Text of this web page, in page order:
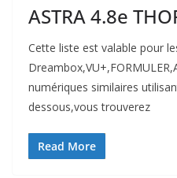
ASTRA 4.8e
Cette liste est valable pour
numériques similaires
dessous,vous trouverez
Read More